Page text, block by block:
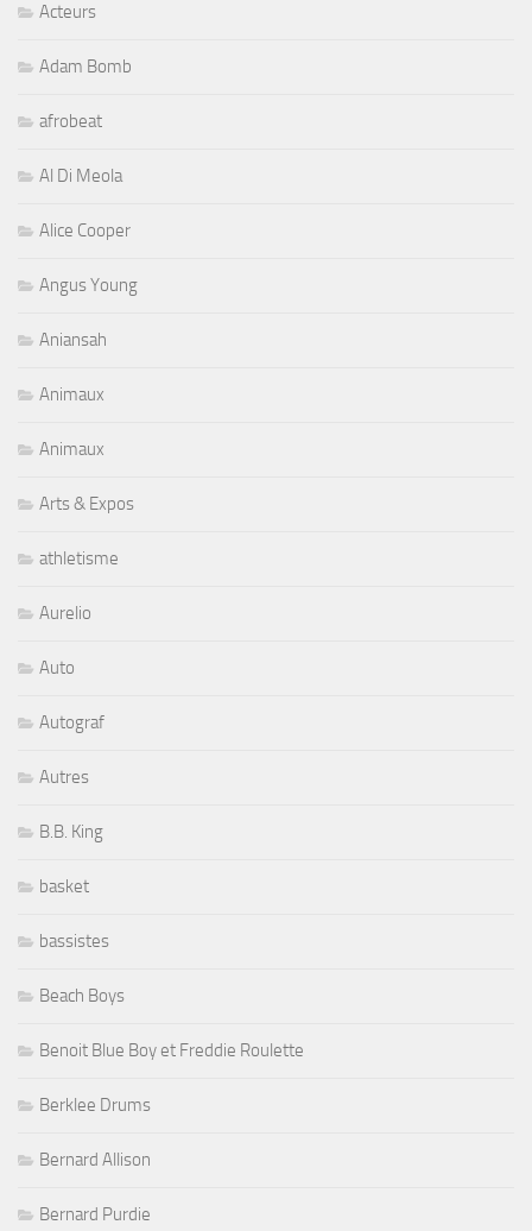
Acteurs
Adam Bomb
afrobeat
Al Di Meola
Alice Cooper
Angus Young
Aniansah
Animaux
Animaux
Arts & Expos
athletisme
Aurelio
Auto
Autograf
Autres
B.B. King
basket
bassistes
Beach Boys
Benoit Blue Boy et Freddie Roulette
Berklee Drums
Bernard Allison
Bernard Purdie